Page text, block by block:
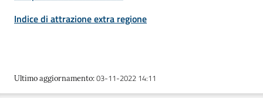
Indice di attrazione extra regione
Ultimo aggiornamento:03-11-2022 14:11